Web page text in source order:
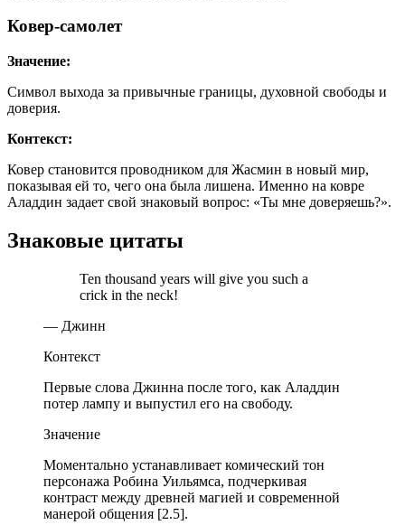
Ковер-самолет
Значение:
Символ выхода за привычные границы, духовной свободы и
доверия.
Контекст:
Ковер становится проводником для Жасмин в новый мир,
показывая ей то, чего она была лишена. Именно на ковре
Аладдин задает свой знаковый вопрос: «Ты мне доверяешь?».
Знаковые цитаты
Ten thousand years will give you such a
crick in the neck!
— Джинн
Контекст
Первые слова Джинна после того, как Аладдин
потер лампу и выпустил его на свободу.
Значение
Моментально устанавливает комический тон
персонажа Робина Уильямса, подчеркивая
контраст между древней магией и современной
манерой общения [2.5].